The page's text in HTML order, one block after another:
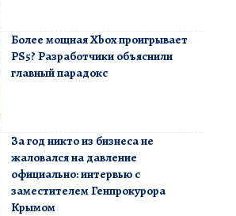
Более мощная Xbox проигрывает
PS5? Разработчики объяснили
главный парадокс
За год никто из бизнеса не
жаловался на давление
официально: интервью с
заместителем Генпрокурора
Крымом